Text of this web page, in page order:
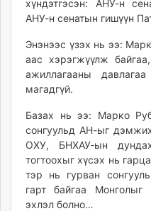
хүндэтгэсэн: АНУ-н
АНУ-н сенатын гишүүн
Энэнээс үзэх нь ээ:
аас хэрэгжүүлж
ажиллагааны
магадгүй.
Базах нь ээ: Марко
сонгуульд АН-ыг
ОХУ, БНХАУ-ын
тогтоохыг хүсэх нь
тэр нь гурван
гарт байгаа Монголыг
эхлэл болно…